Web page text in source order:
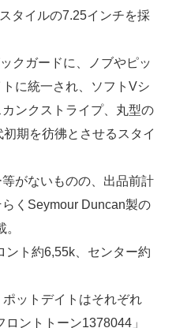
タイルの7.25インチを採
クガードに、ノブやピッ
に統一され、ソフトVシ
ンクストライプ、丸型の
期を彷彿とさせるスタイ
がないものの、出品前計
くSeymour Duncan製の
ント約6,55k、センター約
ットデイトはそれぞれ
ロントトーン1378044」